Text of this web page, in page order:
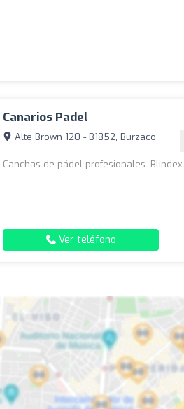
Canarios Padel
Alte Brown 120 - B1852, Burzaco
Canchas de pádel profesionales.
Ver teléfono